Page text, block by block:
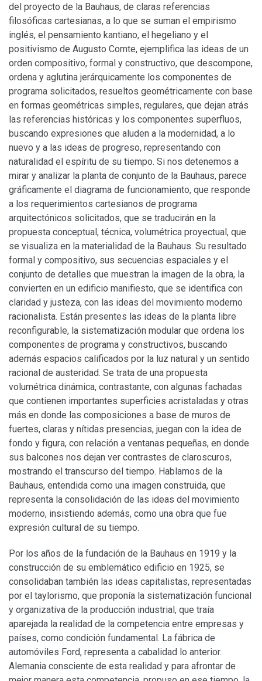
del proyecto de la Bauhaus, de claras referencias
filosóficas cartesianas, a lo que se suman el empirismo
inglés, el pensamiento kantiano, el hegeliano y el
positivismo de Augusto Comte, ejemplifica las ideas de un
orden compositivo, formal y constructivo, que descompone,
ordena y aglutina jerárquicamente los componentes de
programa solicitados, resueltos geométricamente con base
en formas geométricas simples, regulares, que dejan atrás
las referencias históricas y los componentes superfluos,
buscando expresiones que aluden a la modernidad, a lo
nuevo y a las ideas de progreso, representando con
naturalidad el espíritu de su tiempo. Si nos detenemos a
mirar y analizar la planta de conjunto de la Bauhaus, parece
gráficamente el diagrama de funcionamiento, que responde
a los requerimientos cartesianos de programa
arquitectónicos solicitados, que se traducirán en la
propuesta conceptual, técnica, volumétrica proyectual, que
se visualiza en la materialidad de la Bauhaus. Su resultado
formal y compositivo, sus secuencias espaciales y el
conjunto de detalles que muestran la imagen de la obra, la
convierten en un edificio manifiesto, que se identifica con
claridad y justeza, con las ideas del movimiento moderno
racionalista. Están presentes las ideas de la planta libre
reconfigurable, la sistematización modular que ordena los
componentes de programa y constructivos, buscando
además espacios calificados por la luz natural y un sentido
racional de austeridad. Se trata de una propuesta
volumétrica dinámica, contrastante, con algunas fachadas
que contienen importantes superficies acristaladas y otras
más en donde las composiciones a base de muros de
fuertes, claras y nítidas presencias, juegan con la idea de
fondo y figura, con relación a ventanas pequeñas, en donde
sus balcones nos dejan ver contrastes de claroscuros,
mostrando el transcurso del tiempo. Hablamos de la
Bauhaus, entendida como una imagen construida, que
representa la consolidación de las ideas del movimiento
moderno, insistiendo además, como una obra que fue
expresión cultural de su tiempo.
Por los años de la fundación de la Bauhaus en 1919 y la
construcción de su emblemático edificio en 1925, se
consolidaban también las ideas capitalistas, representadas
por el taylorismo, que proponía la sistematización funcional
y organizativa de la producción industrial, que traía
aparejada la realidad de la competencia entre empresas y
países, como condición fundamental. La fábrica de
automóviles Ford, representa a cabalidad lo anterior.
Alemania consciente de esta realidad y para afrontar de